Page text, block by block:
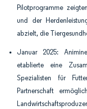
Pilotprogramme
und der
abzielt, die
Januar 2025:
etablierte eine
Spezialisten für
Partnerschaft